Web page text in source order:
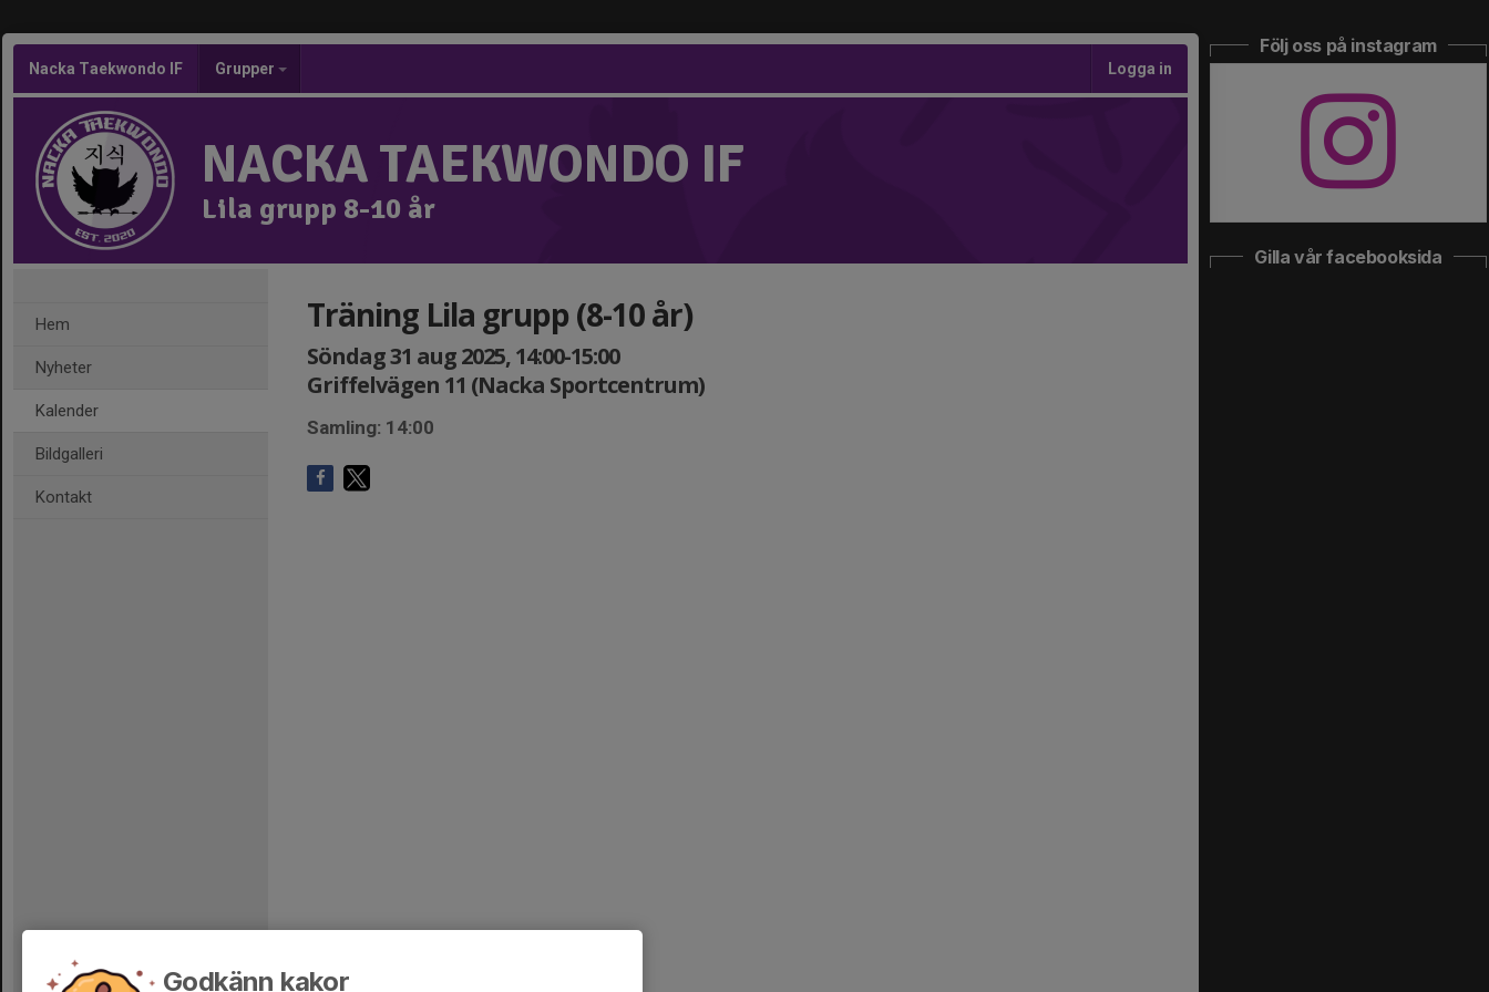
Nacka Taekwondo IF Grupper Logga in
NACKA TAEKWONDO IF
Lila grupp 8-10 år
Hem
Nyheter
Kalender
Bildgalleri
Kontakt
Träning Lila grupp (8-10 år)
Söndag 31 aug 2025, 14:00-15:00
Griffelvägen 11 (Nacka Sportcentrum)
Samling: 14:00
Följ oss på instagram
Gilla vår facebooksida
Godkänn kakor